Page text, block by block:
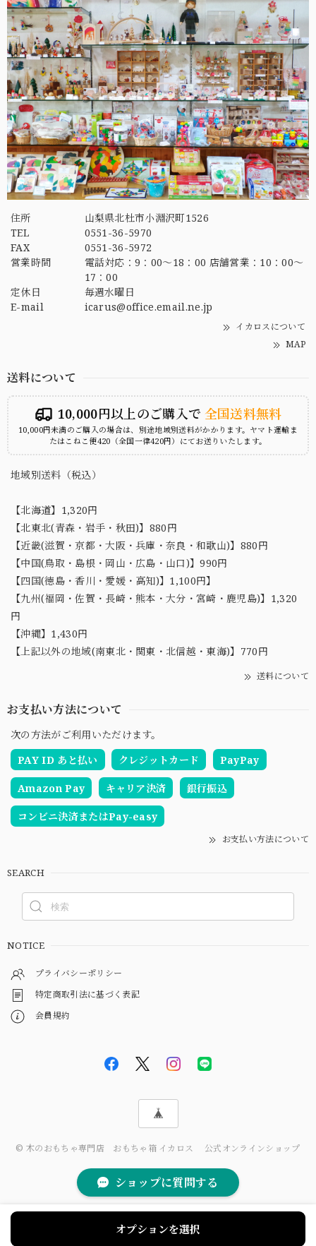
住所
山梨県北杜市小淵沢町1526
TEL
0551-36-5970
FAX
0551-36-5972
営業時間
電話対応：9：00～18：00 店舗営業：10：00～
17：00
定休日
毎週水曜日
E-mail
icarus@office.email.ne.jp
イカロスについて
MAP
送料について
10,000円以上のご購入で 全国送料無料
10,000円未満のご購入の場合は、別途地域別送料がかかります。ヤマト運輸ま
たはこねこ便420（全国一律420円）にてお送りいたします。
地域別送料（税込）
【北海道】1,320円
【北東北(青森・岩手・秋田)】880円
【近畿(滋賀・京都・大阪・兵庫・奈良・和歌山)】880円
【中国(鳥取・島根・岡山・広島・山口)】990円
【四国(徳島・香川・愛媛・高知)】1,100円】
【九州(福岡・佐賀・長崎・熊本・大分・宮崎・鹿児島)】1,320
円
【沖縄】1,430円
【上記以外の地域(南東北・関東・北信越・東海)】770円
送料について
お支払い方法について
次の方法がご利用いただけます。
PAY ID あと払い
クレジットカード PayPay
Amazon Pay キャリア決済 銀行振込
コンビニ決済またはPay-easy
お支払い方法について
SEARCH
NOTICE
プライバシーポリシー
特定商取引法に基づく表記
会員規約
© 木のおもちゃ専門店 おもちゃ箱 イカロス 公式オンラインショップ
オプションを選択
ショップに質問する